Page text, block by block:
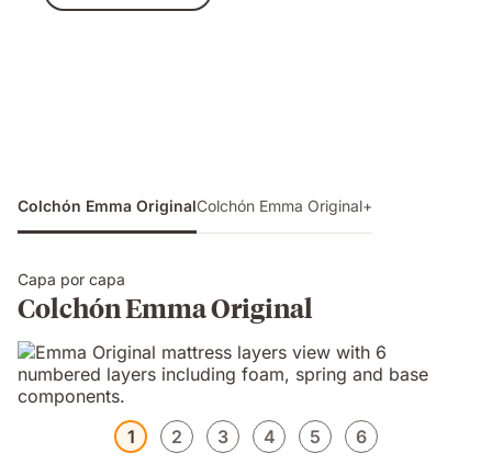
Colchón Emma OriginalColchón Emma Original+
Capa por capa
Colchón Emma Original
1 2 3 4 5 6